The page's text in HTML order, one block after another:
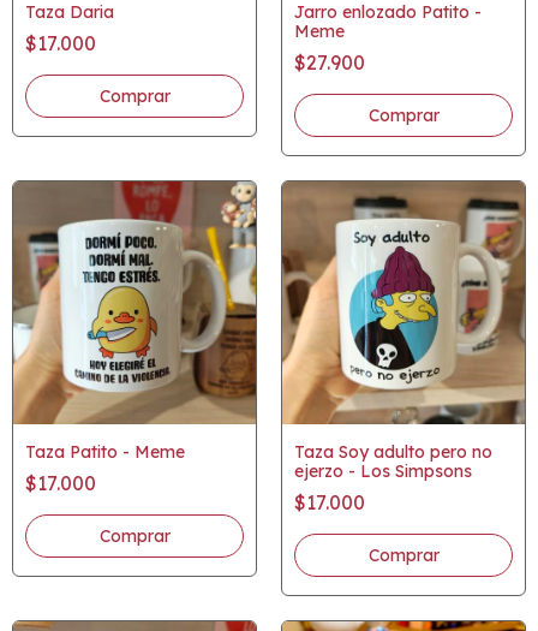
Taza Daria
$17.000
Jarro enlozado Patito -
Meme
$27.900
Taza Patito - Meme
$17.000
Taza Soy adulto pero no
ejerzo - Los Simpsons
$17.000